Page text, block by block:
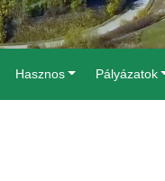
Hasznos Pályázatok